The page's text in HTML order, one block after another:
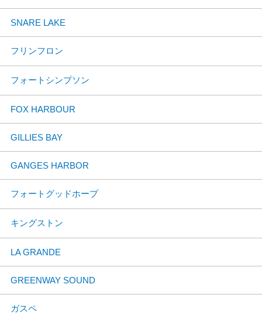
SNARE LAKE
フリンフロン
フォートシンプソン
FOX HARBOUR
GILLIES BAY
GANGES HARBOR
フォートグッドホープ
キングストン
LA GRANDE
GREENWAY SOUND
ガスペ